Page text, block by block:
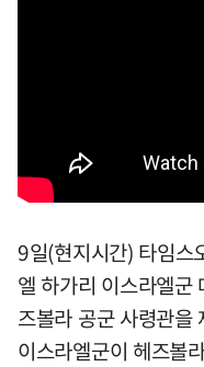
9일(현지시간) 타임스
엘 하가리 이스라엘군
즈볼라 공군 사령관을
이스라엘군이 헤즈볼